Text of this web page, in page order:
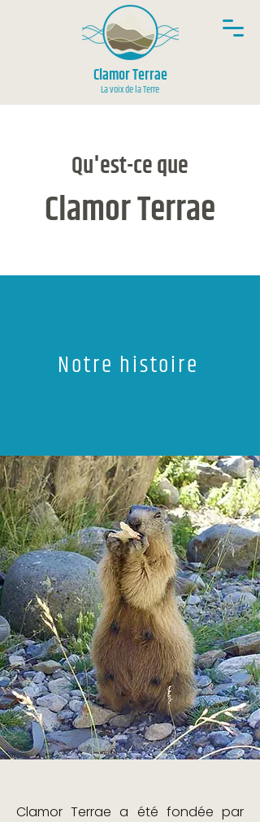
Clamor Terrae
La voix de la Terre
Qu'est-ce que
Clamor Terrae
Notre histoire
Clamor Terrae a été fondée par